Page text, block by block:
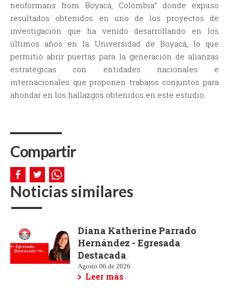
neoformans from Boyacá, Colombia” donde expuso
resultados obtenidos en uno de los proyectos de
investigación que ha venido desarrollando en los
últimos años en la Universidad de Boyacá, lo que
permitió abrir puertas para la generación de alianzas
estratégicas con entidades nacionales e
internacionales que proponen trabajos conjuntos para
ahondar en los hallazgos obtenidos en este estudio.
Compartir
Noticias similares
Diana Katherine Parrado
Hernández - Egresada
Destacada
Agosto 06 de 2026
Leer más